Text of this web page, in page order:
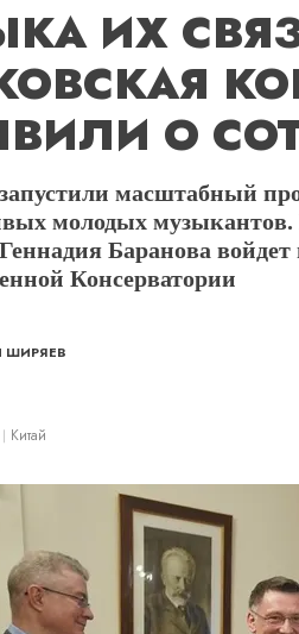
ИХ
О
масштабный
молодых
Баранова
Консерватории
ШИРЯЕВ
Китай